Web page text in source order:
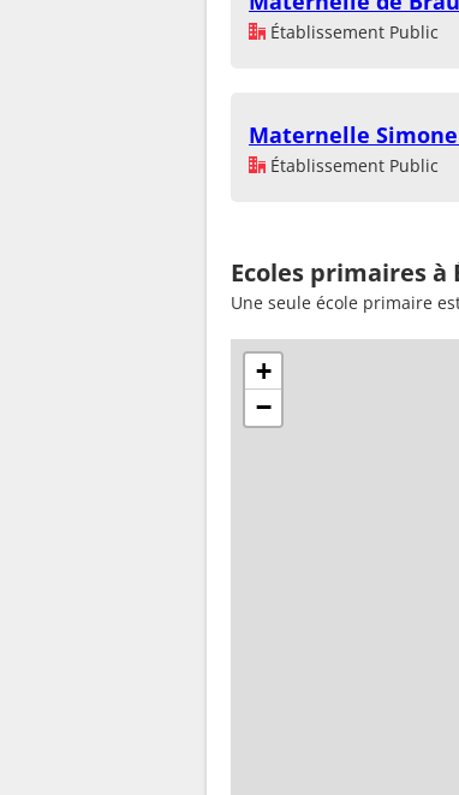
Établissement Public
Maternelle
Établissement Public
Ecoles primaires
Une seule école primaire
+
−